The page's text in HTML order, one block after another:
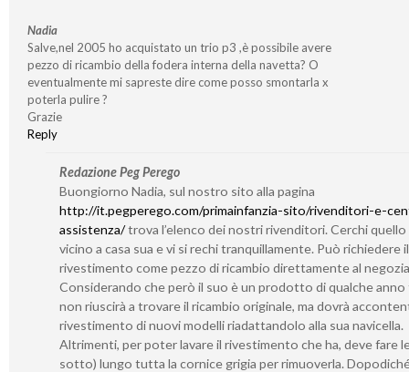
Nadia
Salve,nel 2005 ho acquistato un trio p3 ,è possibile avere
pezzo di ricambio della fodera interna della navetta? O
eventualmente mi sapreste dire come posso smontarla x
poterla pulire ?
Grazie
Reply
Redazione Peg Perego
Buongiorno Nadia, sul nostro sito alla pagina
http://it.pegperego.com/primainfanzia-sito/rivenditori-e-
assistenza/trova l’elenco dei nostri rivenditori. Cerchi quello
vicino a casa sua e vi si rechi tranquillamente. Può richiedere il
rivestimento come pezzo di ricambio direttamente al
Considerando che però il suo è un prodotto di qualche anno
non riuscirà a trovare il ricambio originale, ma dovrà
rivestimento di nuovi modelli riadattandolo alla sua navicella.
Altrimenti, per poter lavare il rivestimento che ha, deve fare
sotto) lungo tutta la cornice grigia per rimuoverla.